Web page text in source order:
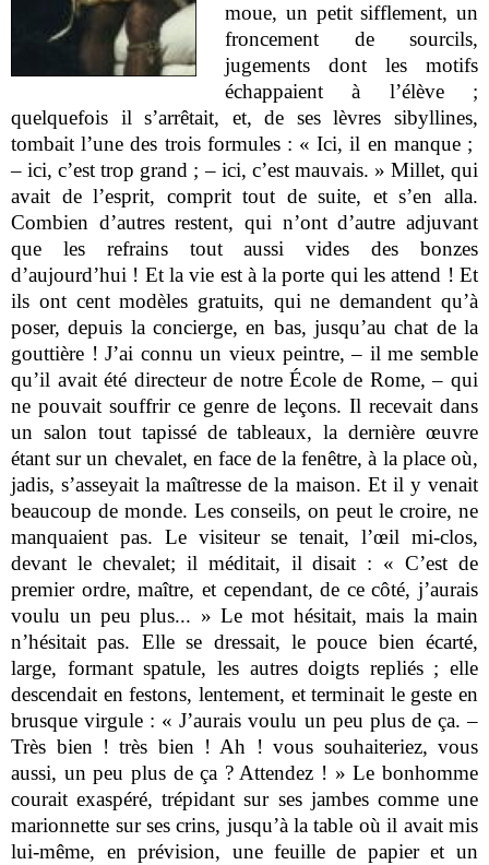
moue, un petit sifflement, un
froncement de sourcils,
jugements dont les motifs
échappaient à l’élève ;
quelquefois il s’arrêtait, et, de ses lèvres sibyllines,
tombait l’une des trois formules : « Ici, il en manque ;
– ici, c’est trop grand ; – ici, c’est mauvais. » Millet, qui
avait de l’esprit, comprit tout de suite, et s’en alla.
Combien d’autres restent, qui n’ont d’autre adjuvant
que les refrains tout aussi vides des bonzes
d’aujourd’hui ! Et la vie est à la porte qui les attend ! Et
ils ont cent modèles gratuits, qui ne demandent qu’à
poser, depuis la concierge, en bas, jusqu’au chat de la
gouttière ! J’ai connu un vieux peintre, – il me semble
qu’il avait été directeur de notre École de Rome, – qui
ne pouvait souffrir ce genre de leçons. Il recevait dans
un salon tout tapissé de tableaux, la dernière œuvre
étant sur un chevalet, en face de la fenêtre, à la place où,
jadis, s’asseyait la maîtresse de la maison. Et il y venait
beaucoup de monde. Les conseils, on peut le croire, ne
manquaient pas. Le visiteur se tenait, l’œil mi-clos,
devant le chevalet; il méditait, il disait : « C’est de
premier ordre, maître, et cependant, de ce côté, j’aurais
voulu un peu plus... » Le mot hésitait, mais la main
n’hésitait pas. Elle se dressait, le pouce bien écarté,
large, formant spatule, les autres doigts repliés ; elle
descendait en festons, lentement, et terminait le geste en
brusque virgule : « J’aurais voulu un peu plus de ça. –
Très bien ! très bien ! Ah ! vous souhaiteriez, vous
aussi, un peu plus de ça ? Attendez ! » Le bonhomme
courait exaspéré, trépidant sur ses jambes comme une
marionnette sur ses crins, jusqu’à la table où il avait mis
lui-même, en prévision, une feuille de papier et un